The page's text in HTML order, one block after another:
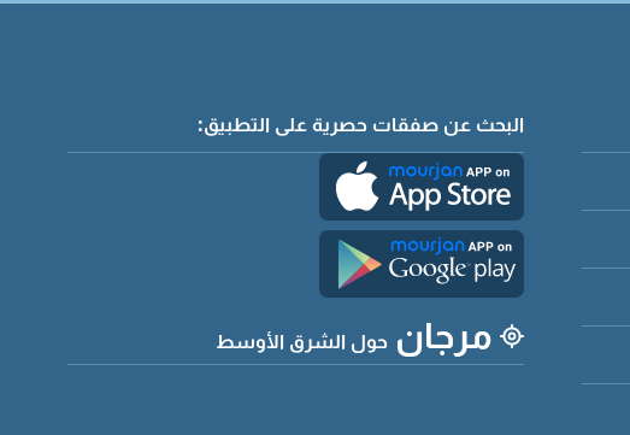
البحث عن صفقات حصرية على التطبيق:
مرجان حول الشرق الأوسط